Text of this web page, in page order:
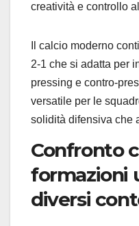
creatività e controllo
Il calcio moderno
2-1 che si adatta per
pressing e contro-
versatile per le
solidità difensiva che
Confronto
formazioni
diversi